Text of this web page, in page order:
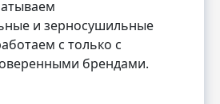
и зерносушильные
с только с
брендами.